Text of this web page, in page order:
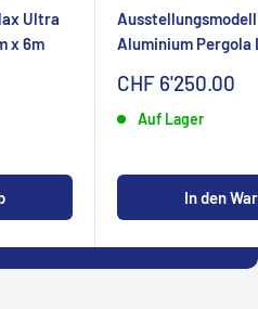
Ultra
x 6m
Aluminium Pergola
Sonderpreis
CHF 6'250.00
Auf Lager
In den